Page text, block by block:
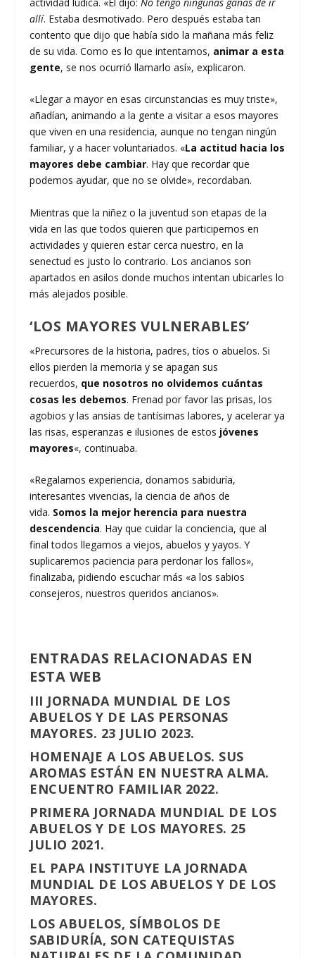
allí. Estaba desmotivado. Pero después estaba tan
contento que dijo que había sido la mañana más feliz
de su vida. Como es lo que intentamos, animar a esta
gente, se nos ocurrió llamarlo así», explicaron.
«Llegar a mayor en esas circunstancias es muy triste»,
añadían, animando a la gente a visitar a esos mayores
que viven en una residencia, aunque no tengan ningún
familiar, y a hacer voluntariados. «La actitud hacia los
mayores debe cambiar. Hay que recordar que
podemos ayudar, que no se olvide», recordaban.
Mientras que la niñez o la juventud son etapas de la
vida en las que todos quieren que participemos en
actividades y quieren estar cerca nuestro, en la
senectud es justo lo contrario. Los ancianos son
apartados en asilos donde muchos intentan ubicarles lo
más alejados posible.
‘LOS MAYORES VULNERABLES’
«Precursores de la historia, padres, tíos o abuelos. Si
ellos pierden la memoria y se apagan sus
recuerdos, que nosotros no olvidemos cuántas
cosas les debemos. Frenad por favor las prisas, los
agobios y las ansias de tantísimas labores, y acelerar ya
las risas, esperanzas e ilusiones de estos jóvenes
mayores«, continuaba.
«Regalamos experiencia, donamos sabiduría,
interesantes vivencias, la ciencia de años de
vida. Somos la mejor herencia para nuestra
descendencia. Hay que cuidar la conciencia, que al
final todos llegamos a viejos, abuelos y yayos. Y
suplicaremos paciencia para perdonar los fallos»,
finalizaba, pidiendo escuchar más «a los sabios
consejeros, nuestros queridos ancianos».
ENTRADAS RELACIONADAS EN
ESTA WEB
III JORNADA MUNDIAL DE LOS
ABUELOS Y DE LAS PERSONAS
MAYORES. 23 JULIO 2023.
HOMENAJE A LOS ABUELOS. SUS
AROMAS ESTÁN EN NUESTRA ALMA.
ENCUENTRO FAMILIAR 2022.
PRIMERA JORNADA MUNDIAL DE LOS
ABUELOS Y DE LOS MAYORES. 25
JULIO 2021.
EL PAPA INSTITUYE LA JORNADA
MUNDIAL DE LOS ABUELOS Y DE LOS
MAYORES.
LOS ABUELOS, SÍMBOLOS DE
SABIDURÍA, SON CATEQUISTAS